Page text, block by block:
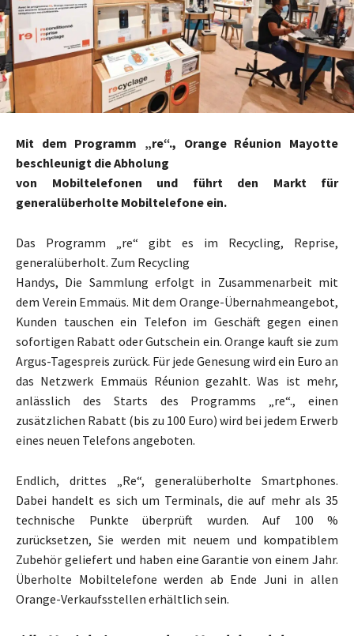
Mit dem Programm „re“., Orange Réunion Mayotte
beschleunigt die Abholung
von Mobiltelefonen und führt den Markt für
generalüberholte Mobiltelefone ein.
Das Programm „re“ gibt es im Recycling, Reprise,
generalüberholt. Zum Recycling
Handys, Die Sammlung erfolgt in Zusammenarbeit mit
dem Verein Emmaüs. Mit dem Orange-Übernahmeangebot,
Kunden tauschen ein Telefon im Geschäft gegen einen
sofortigen Rabatt oder Gutschein ein. Orange kauft sie zum
Argus-Tagespreis zurück. Für jede Genesung wird ein Euro an
das Netzwerk Emmaüs Réunion gezahlt. Was ist mehr,
anlässlich des Starts des Programms „re“., einen
zusätzlichen Rabatt (bis zu 100 Euro) wird bei jedem Erwerb
eines neuen Telefons angeboten.
Endlich, drittes „Re“, generalüberholte Smartphones.
Dabei handelt es sich um Terminals, die auf mehr als 35
technische Punkte überprüft wurden. Auf 100 %
zurücksetzen, Sie werden mit neuem und kompatiblem
Zubehör geliefert und haben eine Garantie von einem Jahr.
Überholte Mobiltelefone werden ab Ende Juni in allen
Orange-Verkaufsstellen erhältlich sein.